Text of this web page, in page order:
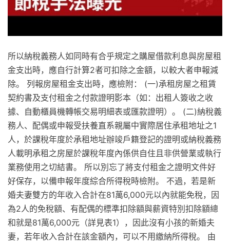
所以納稅義務人如同時有合乎規定之購屋借款利息與房屋租
金支出時，應自行計算2者可扣除之金額，以較大者申報減
除。 列報房屋租金支出時，應檢附： (一)承租房屋之租賃
契約書及支付租金之付款證明影本（如：出租人簽收之收
據、自動櫃員機轉帳交易明細表或匯款證明）。 (二)納稅義
務人、配偶或申報受扶養直系親屬中實際居住承租地址之1
人，於課稅年度於承租地址辦竣戶籍登記的證明或納稅義務
人載明承租之房屋於課稅年度內係供自住且非供營業或執行
業務使用之切結書。 所以別忘了將支付租金之證明文件好
好保存，以備申報年度綜合所得稅時檢附。 不過，若是新
婚夫妻雙方的年收入合計在81萬6,000元以內就能免稅，因
為2人的免稅額、有配偶的標準扣除額與薪資特別扣除額總
和就是81萬6,000元（詳見表1），因此沒有小孩的新婚夫
妻，若年收入合計在該金額內，可以不用繳納所得稅。 由